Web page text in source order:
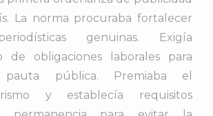
La norma procuraba fortalecer
genuinas. Exigía
de obligaciones laborales para
pública. Premiaba el
y establecía requisitos